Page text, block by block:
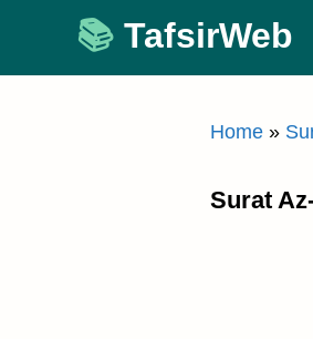
content
TafsirWeb
Home »
Surat